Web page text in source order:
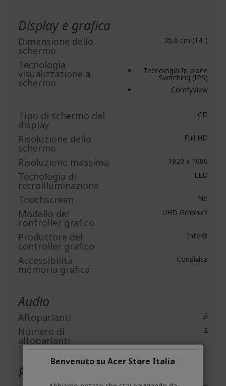
Display e grafica
Dimensione dello
schermo
35,6 cm (14")
Tecnologia
visualizzazione a
schermo
Tecnologia In-plane
Switching (IPS)
ComfyView
Tipo di schermo del
display
LCD
Risoluzione dello
schermo
Full HD
Risoluzione massima 1920 x 1080
Tecnologia di
retroilluminazione
LED
Touchscreen No
Modello del
controller grafico
UHD Graphics
Produttore del
controller grafico
Intel®
Accessibilità
memoria grafica
Condivisa
Audio
Altoparlanti Sì
Numero di
altoparlanti
2
Rete e comunicazione
Benvenuto su Acer Store Italia